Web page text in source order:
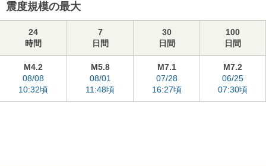
震度規模の最大
24
時間
7
日間
30
日間
100
日間
M4.2
08/08
10:32頃
M5.8
08/01
11:48頃
M7.1
07/28
16:27頃
M7.2
06/25
07:30頃